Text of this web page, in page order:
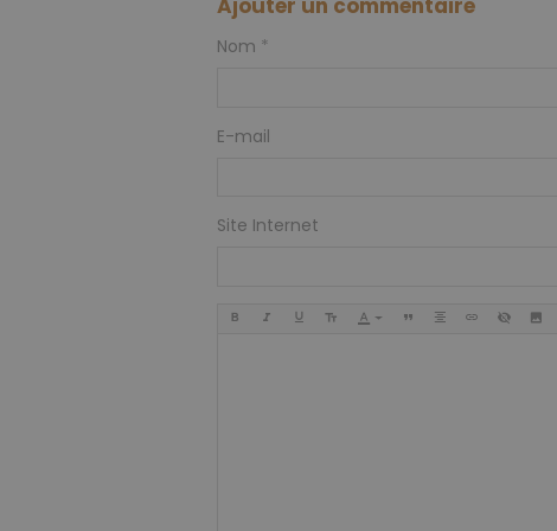
Ajouter un commentaire
Nom
E-mail
Site Internet